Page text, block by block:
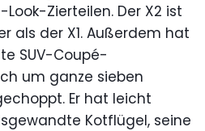
Zierteilen. Der X2 ist
als der X1. Außerdem hat
SUV-Coupé-
um ganze sieben
Er hat leicht
Kotflügel, seine